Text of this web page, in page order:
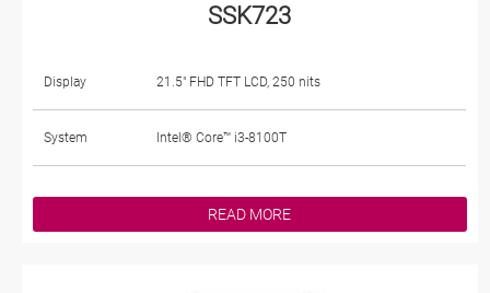
SSK723
Display 21.5" FHD TFT LCD, 250 nits
System Intel® Core™ i3-8100T
READ MORE